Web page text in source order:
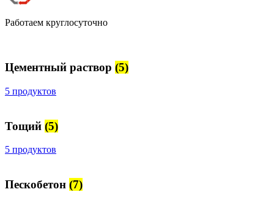
Работаем круглосуточно
Цементный раствор (5)
5 продуктов
Тощий (5)
5 продуктов
Пескобетон (7)